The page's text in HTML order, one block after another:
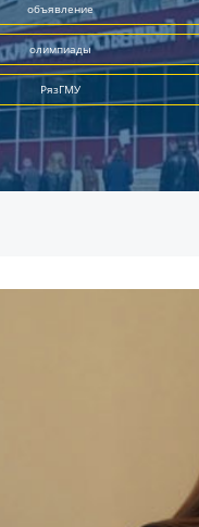
объявление
олимпиады
РязГМУ